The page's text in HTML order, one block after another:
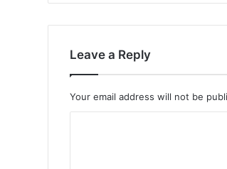
Leave a Reply
Your email address will not be